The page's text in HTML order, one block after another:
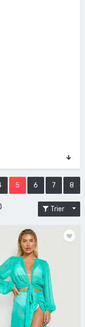
5 6 7 8
Trier